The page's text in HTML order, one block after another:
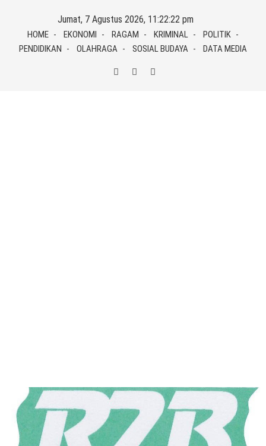
content
Jumat, 7 Agustus 2026, 11:22:22 pm
HOME EKONOMI RAGAM KRIMINAL
POLITIK
PENDIDIKAN
OLAHRAGA SOSIAL BUDAYA DATA MEDIA